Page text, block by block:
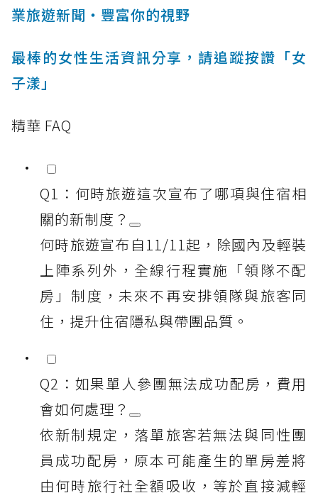
業旅遊新聞‧豐富你的視野
最棒的女性生活資訊分享，請追蹤按讚「女
子漾」
精華 FAQ
Q1：何時旅遊這次宣布了哪項與住宿相
關的新制度？
何時旅遊宣布自11/11起，除國內及輕裝
上陣系列外，全線行程實施「領隊不配
房」制度，未來不再安排領隊與旅客同
住，提升住宿隱私與帶團品質。
Q2：如果單人參團無法成功配房，費用
會如何處理？
依新制規定，落單旅客若無法與同性團
員成功配房，原本可能產生的單房差將
由何時旅行社全額吸收，等於直接減輕